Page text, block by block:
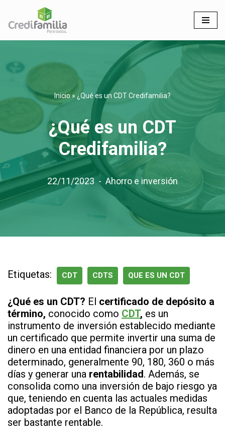
Saltar
al
Inicio» ¿Qué es un CDT Credifamilia?
¿Qué es un CDT
Credifamilia?
22/11/2023 Ahorro e inversión
Etiquetas: CDT CDTS QUE ES UN CDT
¿Qué es un CDT? El certificado de depósito a
término, conocido como CDT, es un
instrumento de inversión establecido mediante
un certificado que permite invertir una suma de
dinero en una entidad financiera por un plazo
determinado, generalmente 90, 180, 360 o más
días y generar una rentabilidad. Además, se
consolida como una inversión de bajo riesgo ya
que, teniendo en cuenta las actuales medidas
adoptadas por el Banco de la República, resulta
ser bastante rentable.